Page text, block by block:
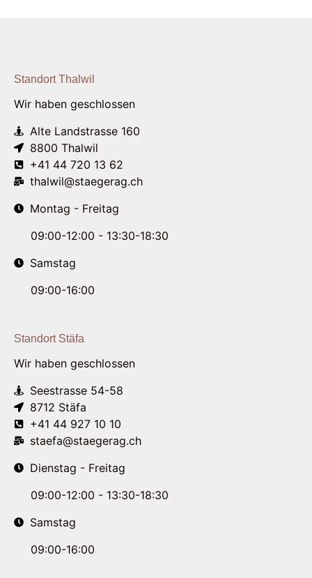
Standort Thalwil
Wir haben geschlossen
Alte Landstrasse 160
8800 Thalwil
+41 44 720 13 62
thalwil@staegerag.ch
Montag - Freitag
09:00-12:00 - 13:30-18:30
Samstag
09:00-16:00
Standort Stäfa
Wir haben geschlossen
Seestrasse 54-58
8712 Stäfa
+41 44 927 10 10
staefa@staegerag.ch
Dienstag - Freitag
09:00-12:00 - 13:30-18:30
Samstag
09:00-16:00